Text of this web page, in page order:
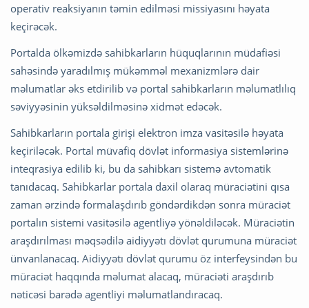
operativ reaksiyanın təmin edilməsi missiyasını həyata
keçirəcək.
Portalda ölkəmizdə sahibkarların hüquqlarının müdafiəsi
sahəsində yaradılmış mükəmməl mexanizmlərə dair
məlumatlar əks etdirilib və portal sahibkarların məlumatlılıq
səviyyəsinin yüksəldilməsinə xidmət edəcək.
Sahibkarların portala girişi elektron imza vasitəsilə həyata
keçiriləcək. Portal müvafiq dövlət informasiya sistemlərinə
inteqrasiya edilib ki, bu da sahibkarı sistemə avtomatik
tanıdacaq. Sahibkarlar portala daxil olaraq müraciətini qısa
zaman ərzində formalaşdırıb göndərdikdən sonra müraciət
portalın sistemi vasitəsilə agentliyə yönəldiləcək. Müraciətin
araşdırılması məqsədilə aidiyyətı dövlət qurumuna müraciət
ünvanlanacaq. Aidiyyətı dövlət qurumu öz interfeysindən bu
müraciət haqqında məlumat alacaq, müraciəti araşdırıb
nəticəsi barədə agentliyi məlumatlandıracaq.